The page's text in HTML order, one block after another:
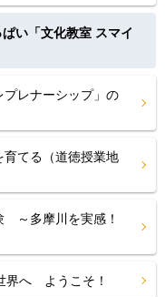
い「文化教室 スマイ
レナーシップ」の
てる（道徳授業地
～多摩川を実感！
界へ ようこそ！